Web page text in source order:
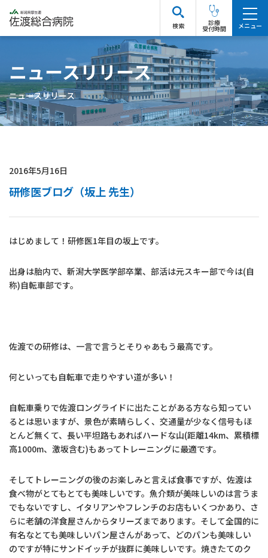
検索 診療
受付時間
ニュースリリース
ニュースリリース
2016年5月16日
研修医ブログ（坂上 先生）
はじめまして！研修医1年目の坂上です。
出身は胎内で、新潟大学医学部卒業、部活は元スキー部で今は(自
称)自転車部です。
佐渡での研修は、一言で言うとそりゃあもう最高です。
何といっても自転車で走りやすい道が多い！
自転車乗りで佐渡ロングライドに出たことがある方なら知ってい
るとは思いますが、景色が素晴らしく、交通量が少なく信号もほ
とんど無くて、長い平坦路もあればハードな山(距離14km、累積標
高1000m、激坂含む)もあってトレーニングに最適です。
そしてトレーニングの後のお楽しみと言えば食事ですが、佐渡は
食べ物がとてもとても美味しいです。魚介類が美味しいのは言うま
でもないですし、イタリアンやフレンチのお店もいくつかあり、さ
らに老舗の洋食屋さんからタリーズまであります。そして全国的に
有名なとても美味しいパン屋さんがあって、どのパンも美味しい
のですが特にサンドイッチが抜群に美味しいです。焼きたてのク